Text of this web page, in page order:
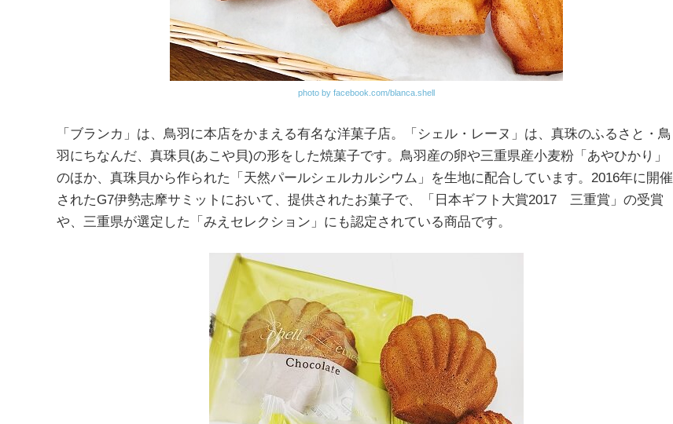
photo by facebook.com/blanca.shell
「ブランカ」は、鳥羽に本店をかまえる有名な洋菓子店。「シェル・レーヌ」は、真珠のふるさと・鳥
羽にちなんだ、真珠貝(あこや貝)の形をした焼菓子です。鳥羽産の卵や三重県産小麦粉「あやひかり」
のほか、真珠貝から作られた「天然パールシェルカルシウム」を生地に配合しています。2016年に開催
されたG7伊勢志摩サミットにおいて、提供されたお菓子で、「日本ギフト大賞2017 三重賞」の受賞
や、三重県が選定した「みえセレクション」にも認定されている商品です。